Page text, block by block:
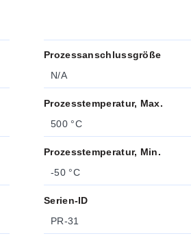
Prozessanschlussgröße
N/A
Prozesstemperatur, Max.
500 °C
Prozesstemperatur, Min.
-50 °C
Serien-ID
PR-31